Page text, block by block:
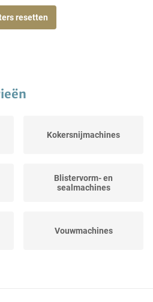
resetten
Kokersnijmachines
Blistervorm- en
sealmachines
Vouwmachines